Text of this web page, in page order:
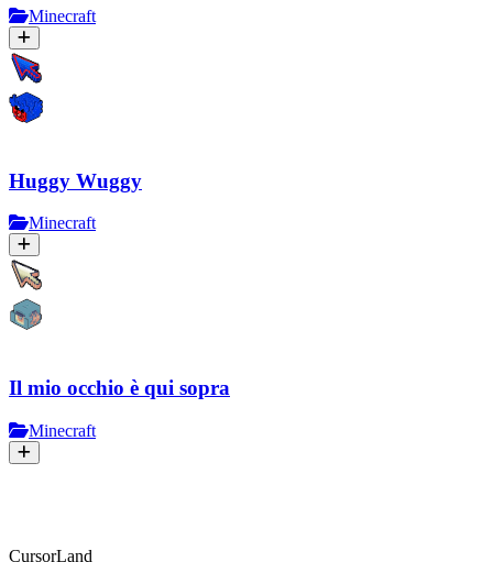
Minecraft
Huggy Wuggy
Minecraft
Il mio occhio è qui sopra
Minecraft
CursorLand